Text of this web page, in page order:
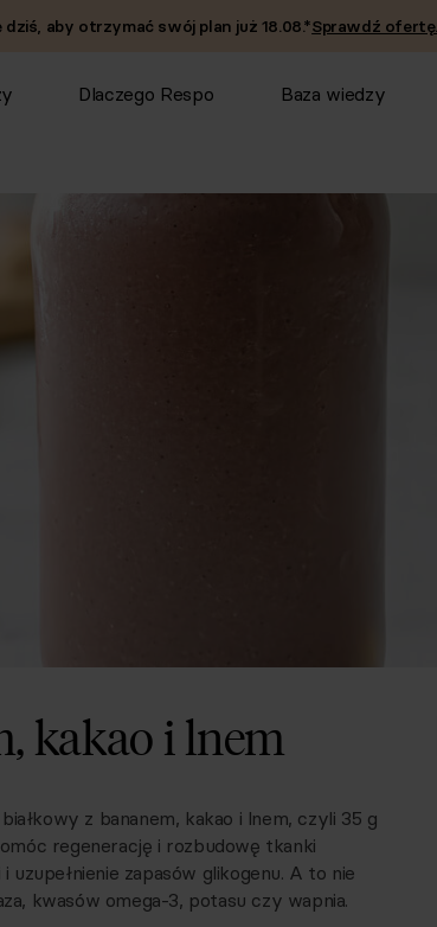
dziś, aby otrzymać swój plan już 18.08.*Sprawdź ofertę.
Dlaczego Respo Baza wiedzy
kakao i lnem
z bananem, kakao i lnem, czyli 35 g
regenerację i rozbudowę tkanki
zapasów glikogenu. A to nie
kwasów omega-3, potasu czy wapnia.